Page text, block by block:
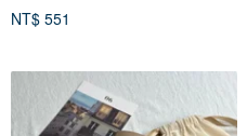
NT$ 551